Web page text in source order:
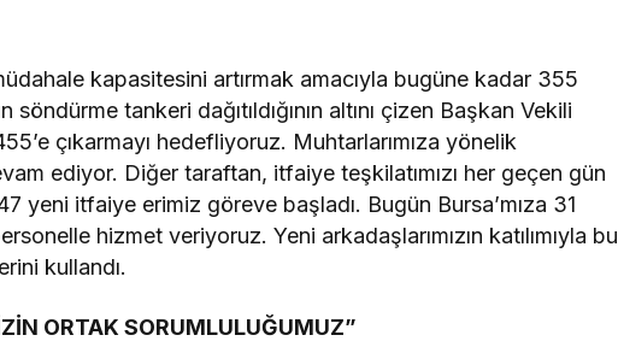
kapasitesini artırmak amacıyla bugüne kadar 355
tankeri dağıtıldığının altını çizen Başkan Vekili
çıkarmayı hedefliyoruz. Muhtarlarımıza yönelik
ediyor. Diğer taraftan, itfaiye teşkilatımızı her geçen gün
yeni itfaiye erimiz göreve başladı. Bugün Bursa’mıza 31
hizmet veriyoruz. Yeni arkadaşlarımızın katılımıyla bu
kullandı.
ORTAK SORUMLULUĞUMUZ”